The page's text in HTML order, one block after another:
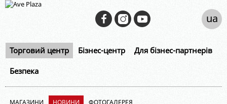
Торговий центр Бізнес-центр Для бізнес-партнерів
Безпека
ua
МАГАЗИНИ НОВИНИ ФОТОГАЛЕРЕЯ